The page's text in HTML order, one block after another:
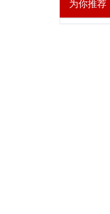
为你推荐